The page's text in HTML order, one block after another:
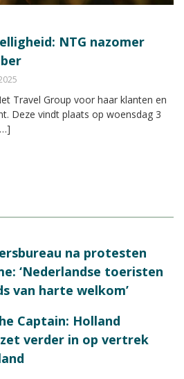
NTG nazomer
Travel Group voor haar klanten en
Deze vindt plaats op woensdag 3
na protesten
‘Nederlandse toeristen
van harte welkom’
Captain: Holland
verder in op vertrek